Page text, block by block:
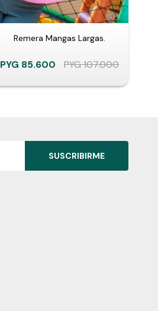
Remera Mangas Largas.
PYG 85.600 PYG107.000
SUSCRIBIRME